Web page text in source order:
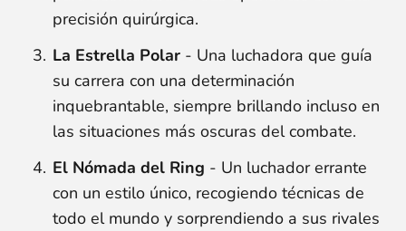
precisión quirúrgica.
La Estrella Polar - Una luchadora que guía
su carrera con una determinación
inquebrantable, siempre brillando incluso en
las situaciones más oscuras del combate.
El Nómada del Ring - Un luchador errante
con un estilo único, recogiendo técnicas de
todo el mundo y sorprendiendo a sus rivales